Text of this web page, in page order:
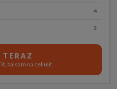
4
3
TERAZ
balsam na cellulit